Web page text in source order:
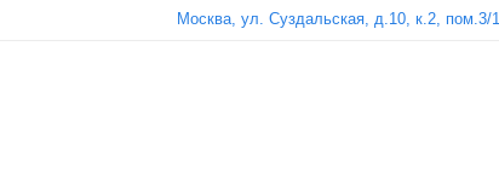
Москва, ул. Суздальская, д.10, к.2, пом.3/1